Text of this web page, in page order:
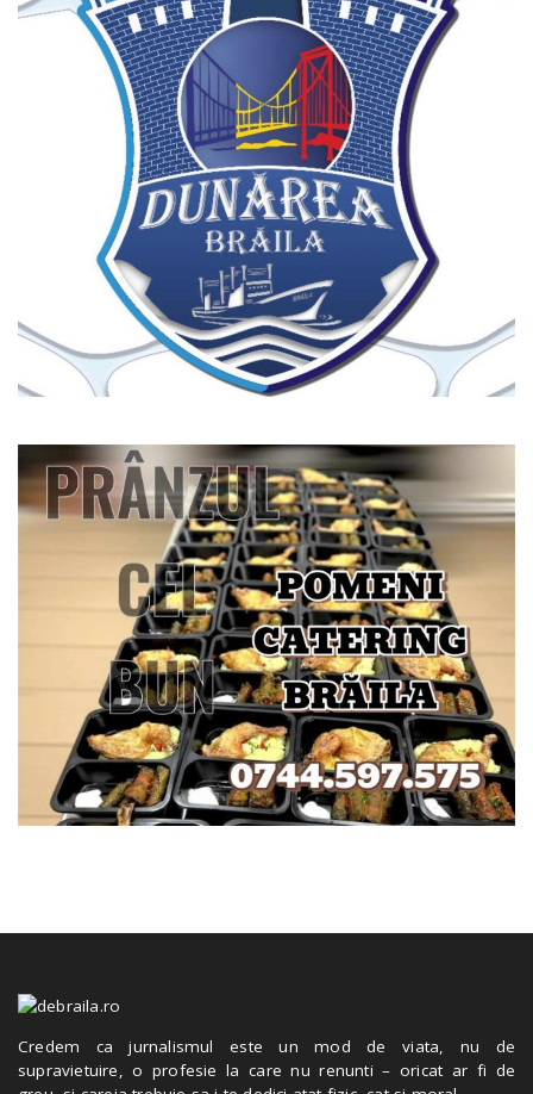
Credem ca jurnalismul este un mod de viata, nu de
supravietuire, o profesie la care nu renunti – oricat ar fi de